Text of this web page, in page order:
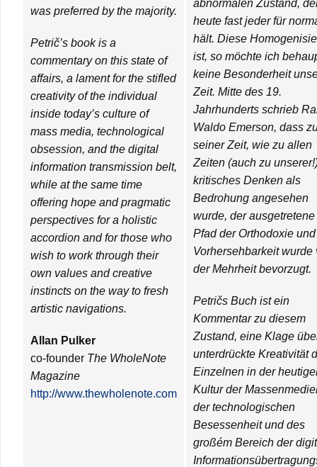
was preferred by the majority.
Petrič’s book is a
commentary on this state of
affairs, a lament for the stifled
creativity of the individual
inside today’s culture of
mass media, technological
obsession, and the digital
information transmission belt,
while at the same time
offering hope and pragmatic
perspectives for a holistic
accordion and for those who
wish to work through their
own values and creative
instincts on the way to fresh
artistic navigations.
Allan Pulker
co-founder The WholeNote
Magazine
http://www.thewholenote.com
abnormalen Zustand,
heute fast jeder für
hält. Diese
ist, so möchte ich
keine Besonderheit
Zeit. Mitte des 19.
Jahrhunderts schrieb
Waldo Emerson, dass
seiner Zeit, wie zu allen
Zeiten (auch zu
kritisches Denken als
Bedrohung angesehen
wurde, der ausgetretene
Pfad der Orthodoxie und
Vorhersehbarkeit wurde
der Mehrheit bevorzugt.
Petričs Buch ist ein
Kommentar zu diesem
Zustand, eine Klage
unterdrückte Kreativität
Einzelnen in der
Kultur der
der technologischen
Besessenheit und des
großém Bereich der